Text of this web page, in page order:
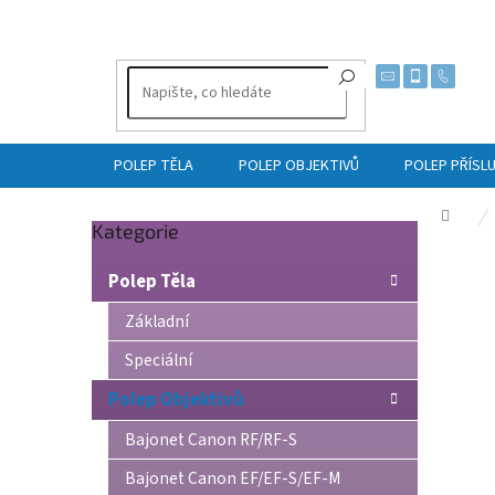
POLEP TĚLA POLEP OBJEKTIVŮ POLEP
Domů
P
n
Přeskočit
Kategorie
Polep Těla
Základní
Speciální
Polep Objektivů
Bajonet Canon RF/RF-S
Bajonet Canon EF/EF-S/EF-M